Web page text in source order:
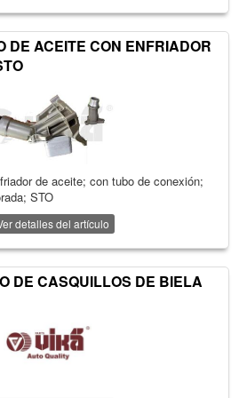
DE ACEITE CON ENFRIADOR
de aceite; con tubo de conexión;
STO
detalles del artículo
DE CASQUILLOS DE BIELA